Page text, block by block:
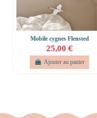
Mobile cygnes Flensted
25,00 €
Ajouter au panier